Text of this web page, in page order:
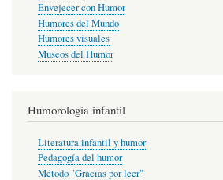
Envejecer con Humor
Humores del Mundo
Humores visuales
Museos del Humor
Humorología infantil
Literatura infantil y humor
Pedagogía del humor
Método "Gracias por leer"